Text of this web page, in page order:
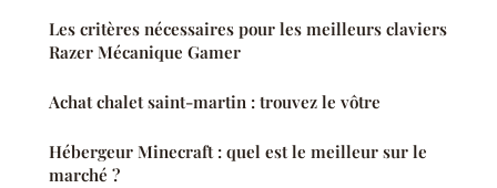
Les critères nécessaires pour les meilleurs claviers
Razer Mécanique Gamer
Achat chalet saint-martin : trouvez le vôtre
Hébergeur Minecraft : quel est le meilleur sur le
marché ?